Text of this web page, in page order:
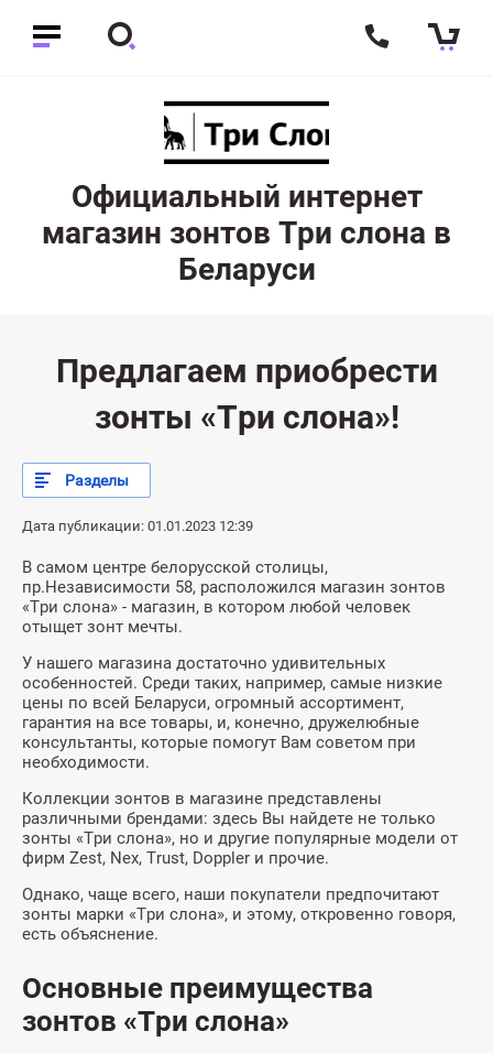
Официальный интернет
магазин зонтов Три слона в
Беларуси
Предлагаем приобрести
зонты «Три слона»!
Разделы
Дата публикации: 01.01.2023 12:39
В самом центре белорусской столицы,
пр.Независимости 58, расположился магазин зонтов
«Три слона» - магазин, в котором любой человек
отыщет зонт мечты.
У нашего магазина достаточно удивительных
особенностей. Среди таких, например, самые низкие
цены по всей Беларуси, огромный ассортимент,
гарантия на все товары, и, конечно, дружелюбные
консультанты, которые помогут Вам советом при
необходимости.
Коллекции зонтов в магазине представлены
различными брендами: здесь Вы найдете не только
зонты «Три слона», но и другие популярные модели от
фирм Zest, Nex, Trust, Doppler и прочие.
Однако, чаще всего, наши покупатели предпочитают
зонты марки «Три слона», и этому, откровенно говоря,
есть объяснение.
Основные преимущества
зонтов «Три слона»